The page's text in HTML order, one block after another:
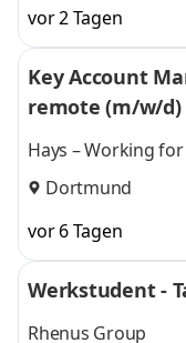
vor 2 Tagen
Key Account
remote (m/w/d)
Hays – Working
Dortmund
vor 6 Tagen
Werkstudent -
Rhenus Group